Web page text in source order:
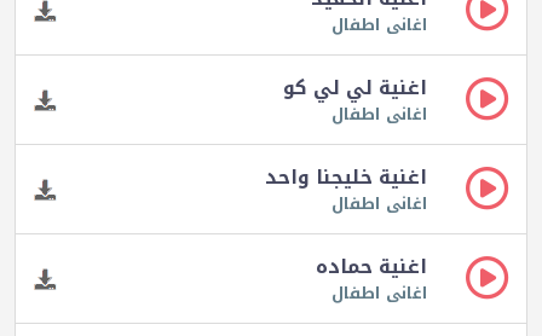
اغانى اطفال
اغنية لي لي كو
اغانى اطفال
اغنية خليجنا واحد
اغانى اطفال
اغنية حماده
اغانى اطفال